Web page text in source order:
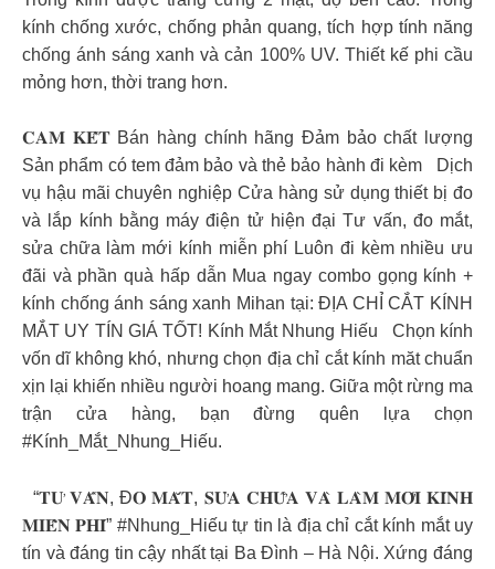
kính chống xước, chống phản quang, tích hợp tính năng
chống ánh sáng xanh và cản 100% UV. Thiết kế phi cầu
mỏng hơn, thời trang hơn.
𝐂𝐀𝐌 𝐊𝐄̂́𝐓 Bán hàng chính hãng Đảm bảo chất lượng
Sản phẩm có tem đảm bảo và thẻ bảo hành đi kèm Dịch
vụ hậu mãi chuyên nghiệp Cửa hàng sử dụng thiết bị đo
và lắp kính bằng máy điện tử hiện đại Tư vấn, đo mắt,
sửa chữa làm mới kính miễn phí Luôn đi kèm nhiều ưu
đãi và phần quà hấp dẫn Mua ngay combo gọng kính +
kính chống ánh sáng xanh Mihan tại: ĐỊA CHỈ CẮT KÍNH
MẮT UY TÍN GIÁ TỐT! Kính Mắt Nhung Hiếu Chọn kính
vốn dĩ không khó, nhưng chọn địa chỉ cắt kính măt chuẩn
xịn lại khiến nhiều người hoang mang. Giữa một rừng ma
trận cửa hàng, bạn đừng quên lựa chọn
#Kính_Mắt_Nhung_Hiếu.
“𝐓𝐔̛ 𝐕𝐀̂́𝐍, Đ𝐎 𝐌𝐀̆́𝐓, 𝐒𝐔̛̉𝐀 𝐂𝐇𝐔̛̃𝐀 𝐕𝐀̀ 𝐋𝐀̀𝐌 𝐌𝐎̛́𝐈 𝐊𝐈́𝐍𝐇
𝐌𝐈𝐄̂̃𝐍 𝐏𝐇𝐈́” #Nhung_Hiếu tự tin là địa chỉ cắt kính mắt uy
tín và đáng tin cậy nhất tại Ba Đình – Hà Nội. Xứng đáng